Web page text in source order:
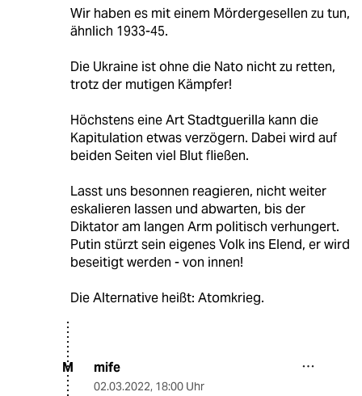
Wir haben es mit einem Mördergesellen zu tun,
ähnlich 1933-45.
Die Ukraine ist ohne die Nato nicht zu retten,
trotz der mutigen Kämpfer!
Höchstens eine Art Stadtguerilla kann die
Kapitulation etwas verzögern. Dabei wird auf
beiden Seiten viel Blut fließen.
Lasst uns besonnen reagieren, nicht weiter
eskalieren lassen und abwarten, bis der
Diktator am langen Arm politisch verhungert.
Putin stürzt sein eigenes Volk ins Elend, er wird
beseitigt werden - von innen!
Die Alternative heißt: Atomkrieg.
M mife
02.03.2022, 18:00 Uhr